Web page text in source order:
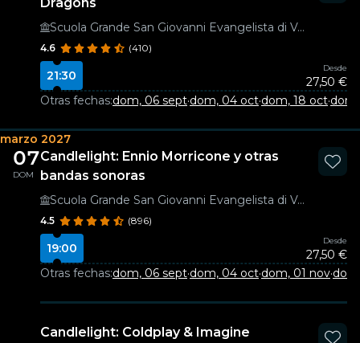
Scuola Grande San Giovanni Evangelista di Venezia
4.6 (410)
21:30
Desde
27,50 €
Otras fechas:dom, 06 sept·dom, 04 oct·dom, 18 oct·
marzo 2027
07
DOM
Candlelight: Ennio Morricone y otras
bandas sonoras
Scuola Grande San Giovanni Evangelista di Venezia
4.5 (896)
19:00
Desde
27,50 €
Otras fechas:dom, 06 sept·dom, 04 oct·dom, 01 nov·
Candlelight: Coldplay & Imagine